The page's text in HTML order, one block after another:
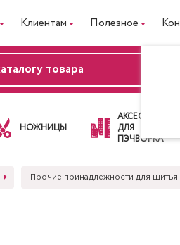
Клиентам Полезное
НОЖНИЦЫ
АКСЕССУАРЫ
ДЛЯ
ПЭЧВОРКА
Прочие принадлежности для шитья